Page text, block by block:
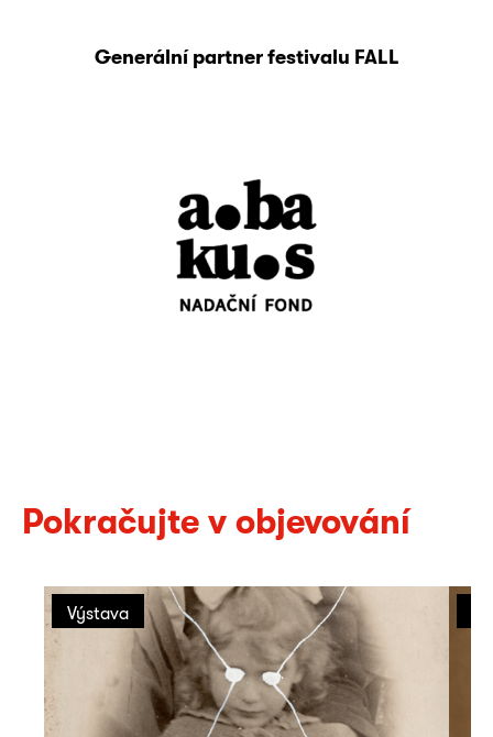
Generální partner festivalu FALL
Pokračujte v objevování
Výstava